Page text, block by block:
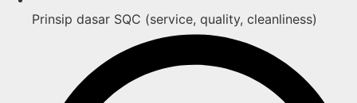
Prinsip dasar SQC (service, quality, cleanliness)